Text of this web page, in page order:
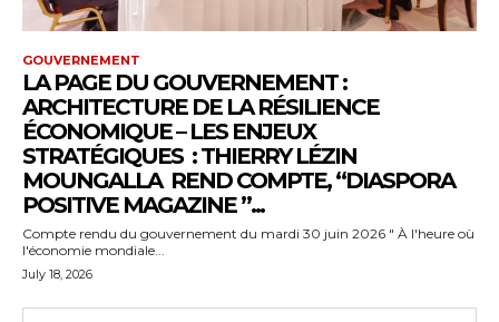
GOUVERNEMENT
LA PAGE DU GOUVERNEMENT :
ARCHITECTURE DE LA RÉSILIENCE
ÉCONOMIQUE – LES ENJEUX
STRATÉGIQUES : THIERRY LÉZIN
MOUNGALLA REND COMPTE, “DIASPORA
POSITIVE MAGAZINE ”...
Compte rendu du gouvernement du mardi 30 juin 2026 " À l'heure où
l'économie mondiale...
July 18, 2026